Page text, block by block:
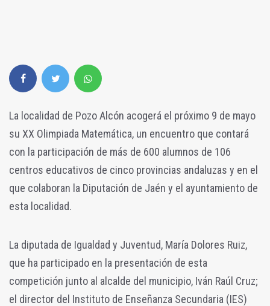
La localidad de Pozo Alcón acogerá el próximo 9 de mayo
su XX Olimpiada Matemática, un encuentro que contará
con la participación de más de 600 alumnos de 106
centros educativos de cinco provincias andaluzas y en el
que colaboran la Diputación de Jaén y el ayuntamiento de
esta localidad.
La diputada de Igualdad y Juventud, María Dolores Ruiz,
que ha participado en la presentación de esta
competición junto al alcalde del municipio, Iván Raúl Cruz;
el director del Instituto de Enseñanza Secundaria (IES)